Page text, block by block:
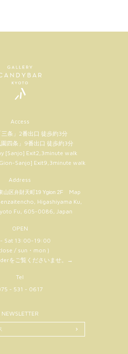
Access
条」2番出口 徒歩約3分
四条」9番出口 徒歩約3分
[Sanjo] Exit2,3minute walk
Sanjo] Exit9,3minute walk
Address
山区弁財天町19 Ygion 2F
Map
Higashiyama Ku,
Fu, 605-0086, Japan
OPEN
- Sat 13:00-19:00
close / sun・mon )
をご覧くださいませ。
→
Tel
- 531 - 0617
NEWSLETTER